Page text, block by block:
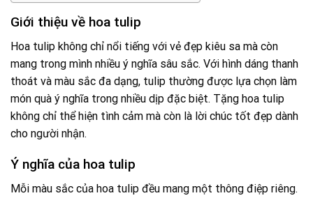
Giới thiệu về hoa tulip
Hoa tulip không chỉ nổi tiếng với vẻ đẹp kiêu sa mà còn
mang trong mình nhiều ý nghĩa sâu sắc. Với hình dáng thanh
thoát và màu sắc đa dạng, tulip thường được lựa chọn làm
món quà ý nghĩa trong nhiều dịp đặc biệt. Tặng hoa tulip
không chỉ thể hiện tình cảm mà còn là lời chúc tốt đẹp dành
cho người nhận.
Ý nghĩa của hoa tulip
Mỗi màu sắc của hoa tulip đều mang một thông điệp riêng.